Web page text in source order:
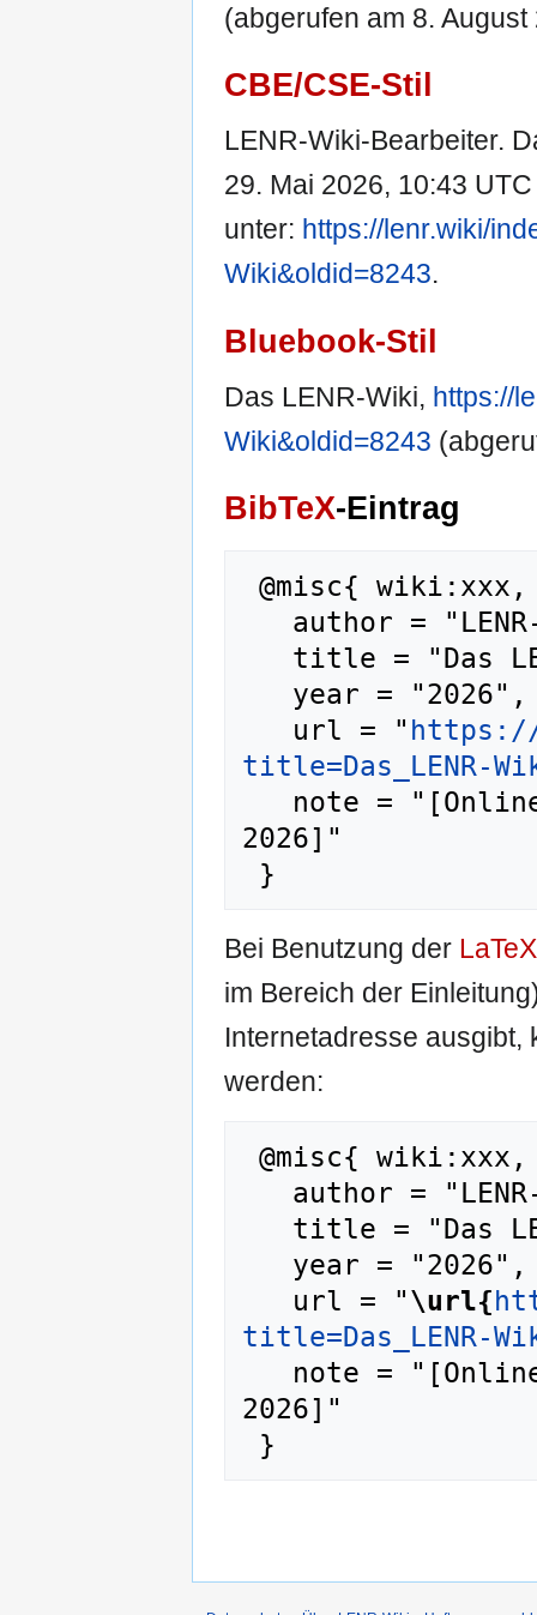
(abgerufen am 8. August
CBE/CSE-Stil
LENR-Wiki-Bearbeiter.
29. Mai 2026, 10:43
unter: https://lenr.wiki/
Wiki&oldid=8243.
Bluebook-Stil
Das LENR-Wiki, https://
Wiki&oldid=8243
BibTeX-Eintrag
   url = "
title=Das_LENR-
2026]"
Bei Benutzung der LaTeX
im Bereich der
Internetadresse ausgibt,
werden:
   url = "
\url{
title=Das_LENR-
2026]"